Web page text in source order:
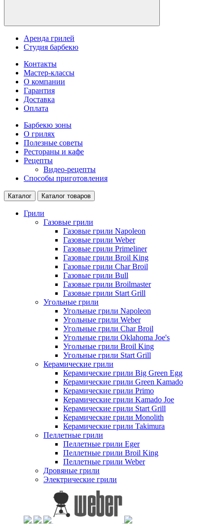
Аренда грилей
Студия барбекю
Контакты
Мастер-классы
О компании
Гарантия
Доставка
Оплата
Барбекю зоны
О грилях
Полезные советы
Рестораны и кафе
Рецепты
Видео-рецепты
Способы приготовления
Каталог Каталог товаров
Грили
Газовые грили
Газовые грили Napoleon
Газовые грили Weber
Газовые грили Primeliner
Газовые грили Broil King
Газовые грили Char Broil
Газовые грили Bull
Газовые грили Broilmaster
Газовые грили Start Grill
Угольные грили
Угольные грили Napoleon
Угольные грили Weber
Угольные грили Char Broil
Угольные грили Oklahoma Joe's
Угольные грили Broil King
Угольные грили Start Grill
Керамические грили
Керамические грили Big Green Egg
Керамические грили Green Kamado
Керамические грили Primo
Керамические грили Kamado Joe
Керамические грили Start Grill
Керамические грили Monolith
Керамические грили Takimura
Пеллетные грили
Пеллетные грили Eger
Пеллетные грили Broil King
Пеллетные грили Weber
Дровяные грили
Электрические грили